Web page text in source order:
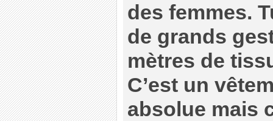
des femmes.
de grands
mètres de
C’est un
absolue mais